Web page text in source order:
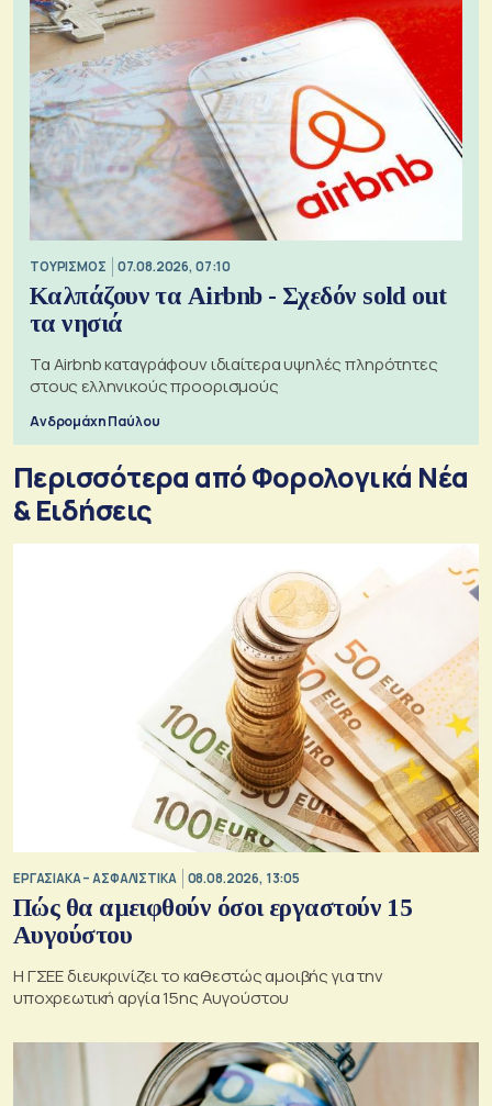
ΤΟΥΡΙΣΜΟΣ 07.08.2026, 07:10
Καλπάζουν τα Airbnb - Σχεδόν sold out
τα νησιά
Τα Airbnb καταγράφουν ιδιαίτερα υψηλές πληρότητες
στους ελληνικούς προορισμούς
Ανδρομάχη Παύλου
Περισσότερα από Φορολογικά Νέα
& Eιδήσεις
ΕΡΓΑΣΙΑΚΑ – ΑΣΦΑΛΙΣΤΙΚΑ 08.08.2026, 13:05
Πώς θα αμειφθούν όσοι εργαστούν 15
Αυγούστου
Η ΓΣΕΕ διευκρινίζει το καθεστώς αμοιβής για την
υποχρεωτική αργία 15ης Αυγούστου